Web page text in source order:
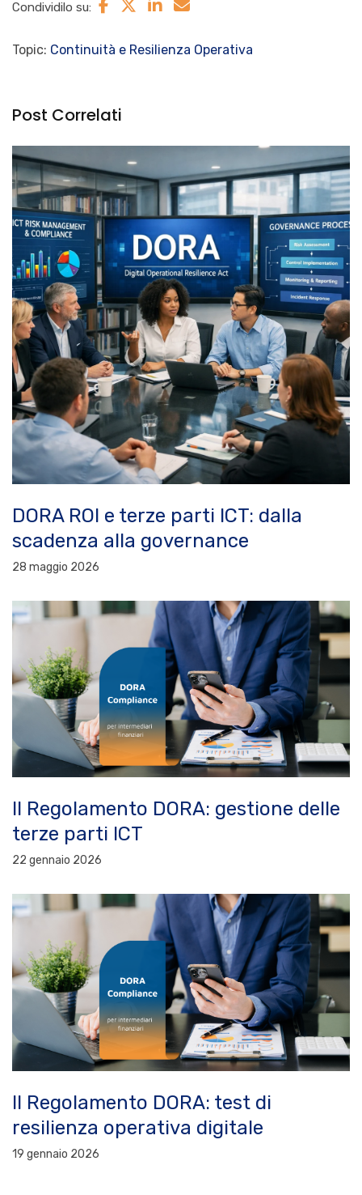
Condividilo su:
Topic: Continuità e Resilienza Operativa
Post Correlati
DORA ROI e terze parti ICT: dalla
scadenza alla governance
28 maggio 2026
Il Regolamento DORA: gestione delle
terze parti ICT
22 gennaio 2026
Il Regolamento DORA: test di
resilienza operativa digitale
19 gennaio 2026